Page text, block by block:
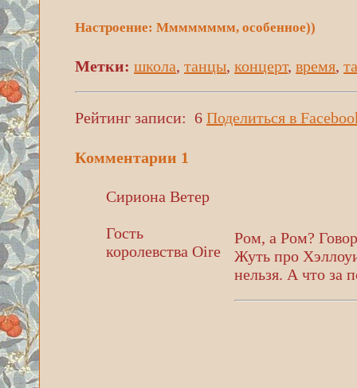
Настроение: Мммммммм, особенное))
Метки: школа,танцы,концерт,время,
Рейтинг записи: 6 Поделиться в
Комментарии 1
Сириона Ветер
Гость
королевства Oire
Ром, а Ром?
Жуть про
нельзя. А что за